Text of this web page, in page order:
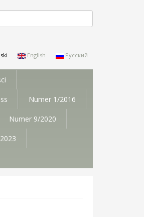
wyszukiwania
English Русский
Numer 1/2016
Numer 9/2020